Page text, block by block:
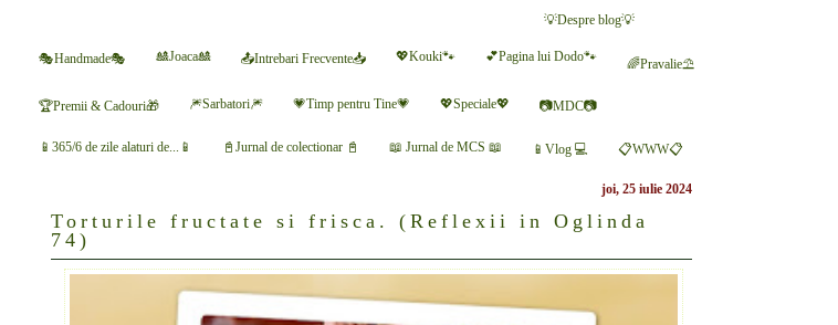
💡Despre blog💡
🎭Handmade🎭 🎎Joaca🎎 📤Intrebari Frecvente📥 💖Kouki🐾 💕Pagina lui Dodo🐾 🌈Pravalie⛱
🏆Premii & Cadouri🎁 🎆Sarbatori🎆 💗Timp pentru Tine💗 💖Speciale💖 📷MDC📷
📱365/6 de zile alaturi de...📱 📓Jurnal de colectionar 📓 📖 Jurnal de MCS 📖 📱Vlog 💻 📋WWW📋
joi, 25 iulie 2024
Torturile fructate si frisca. (Reflexii in Oglinda
74)